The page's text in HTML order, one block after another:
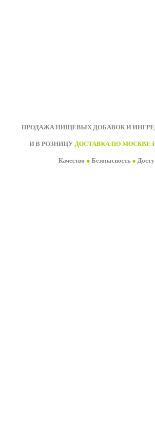
ПРОДАЖА ПИЩЕВЫХ ДОБАВОК И
И В РОЗНИЦУ ДОСТАВКА ПО МОСКВЕ
Качество ● Безопасность ●